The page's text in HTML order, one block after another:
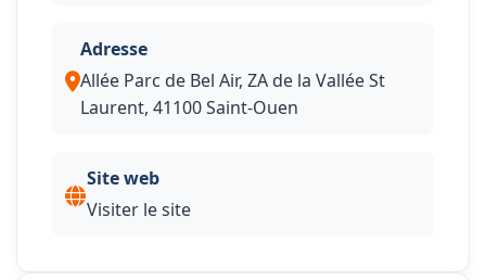
Adresse
Allée Parc de Bel Air, ZA de la Vallée St
Laurent, 41100 Saint-Ouen
Site web
Visiter le site